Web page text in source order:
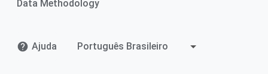
Data Methodology
Ajuda